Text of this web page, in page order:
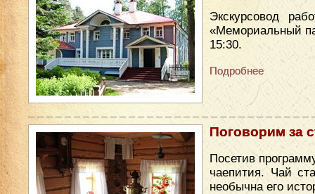
Экскурсовод
«Мемориальный
15:30.
Подробнее
Поговорим за
Посетив
чаепития. Чай
необычна его